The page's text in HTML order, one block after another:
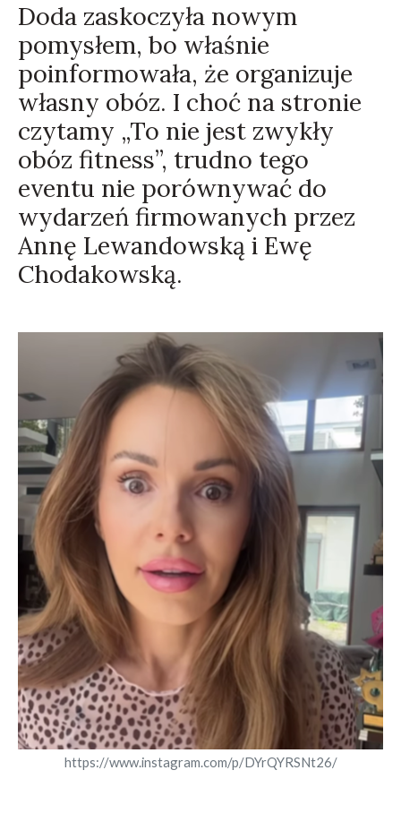
Doda zaskoczyła nowym
pomysłem, bo właśnie
poinformowała, że organizuje
własny obóz. I choć na stronie
czytamy „To nie jest zwykły
obóz fitness”, trudno tego
eventu nie porównywać do
wydarzeń firmowanych przez
Annę Lewandowską i Ewę
Chodakowską.
https://www.instagram.com/p/DYrQYRSNt26/